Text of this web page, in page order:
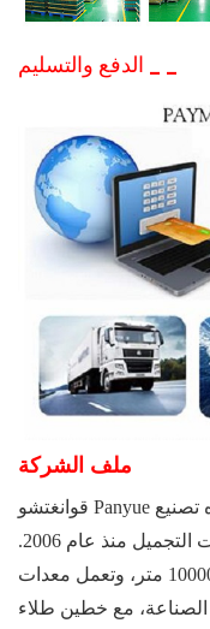
الدفع والتسليم
ملف الشركة
تصنيع
متخصص في إنتاج حاويات مستحضرات التجميل منذ عام 2006.
تبلغ مساحة بناء المصنع الآن أكثر من 10000 متر، وتعمل معدات
الصناعة، مع خطين طلاء